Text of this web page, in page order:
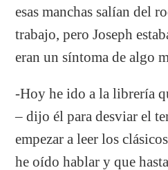
esas manchas salían del
trabajo, pero Joseph
eran un síntoma de algo
-Hoy he ido a la librería
– dijo él para desviar el
empezar a leer los
he oído hablar y que